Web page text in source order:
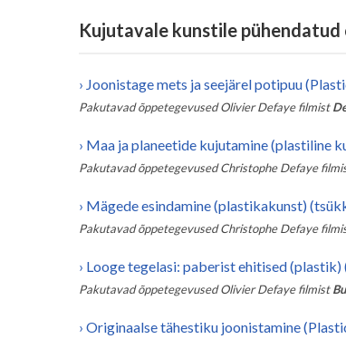
Kujutavale kunstile
› Joonistage mets ja seejärel potipuu
Pakutavad õppetegevused Olivier Defaye filmist
› Maa ja planeetide kujutamine (plastiline
Pakutavad õppetegevused Christophe Defaye
› Mägede esindamine (plastikakunst)
Pakutavad õppetegevused Christophe Defaye
› Looge tegelasi: paberist ehitised (plastik)
Pakutavad õppetegevused Olivier Defaye filmist
› Originaalse tähestiku joonistamine